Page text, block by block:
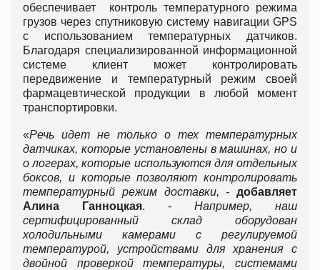
обеспечивает контроль температурного режима
грузов через спутниковую систему навигации GPS
с использованием температурных датчиков.
Благодаря специализированной информационной
системе клиент может контролировать
передвижение и температурный режим своей
фармацевтической продукции в любой момент
транспортировки.
«Речь идет не только о тех температурных
датчиках, которые установлены в машинах, но и
о логерах, которые используются для отдельных
боксов, и которые позволяют контролировать
температурный режим доставки, - добавляет
Алина Ганноцкая. - Например, наш
сертифицированный склад оборудован
холодильными камерами с регулируемой
температурой, устройствами для хранения с
двойной проверкой температуры, системами